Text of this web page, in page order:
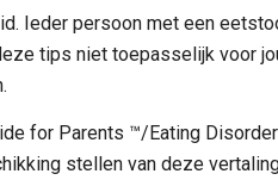
Ieder persoon met een
tips niet toepasselijk voor
for Parents ™/Eating
stellen van deze